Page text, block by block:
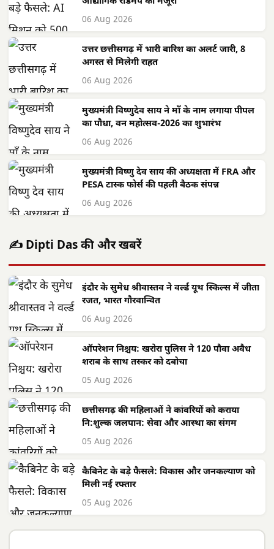
06 Aug 2026
उत्तर छत्तीसगढ़ में भारी बारिश का अलर्ट जारी, 8
अगस्त से मिलेगी राहत
06 Aug 2026
मुख्यमंत्री विष्णुदेव साय ने माँ के नाम लगाया पीपल
का पौधा, वन महोत्सव-2026 का शुभारंभ
06 Aug 2026
मुख्यमंत्री विष्णु देव साय की अध्यक्षता में FRA और
PESA टास्क फोर्स की पहली बैठक संपन्न
06 Aug 2026
✍️ Dipti Das की और खबरें
इंदौर के सुमेध श्रीवास्तव ने वर्ल्ड यूथ स्किल्स में जीता
रजत, भारत गौरवान्वित
06 Aug 2026
ऑपरेशन निश्चय: खरोरा पुलिस ने 120 पौवा अवैध
शराब के साथ तस्कर को दबोचा
05 Aug 2026
छत्तीसगढ़ की महिलाओं ने कांवरियों को कराया
नि:शुल्क जलपान: सेवा और आस्था का संगम
05 Aug 2026
कैबिनेट के बड़े फैसले: विकास और जनकल्याण को
मिली नई रफ्तार
05 Aug 2026